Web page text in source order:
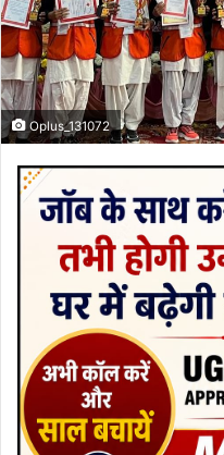
Oplus_131072